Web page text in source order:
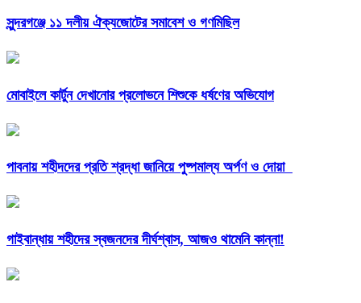
সুন্দরগঞ্জে ১১ দলীয় ঐক্যজোটের সমাবেশ ও গণমিছিল
মোবাইলে কার্টুন দেখানোর প্রলোভনে শিশুকে ধর্ষণের অভিযোগ
পাবনায় শহীদদের প্রতি শ্রদ্ধা জানিয়ে পুষ্পমাল্য অর্পণ ও দোয়া
গাইবান্ধায় শহীদের স্বজনদের দীর্ঘশ্বাস, আজও থামেনি কান্না!